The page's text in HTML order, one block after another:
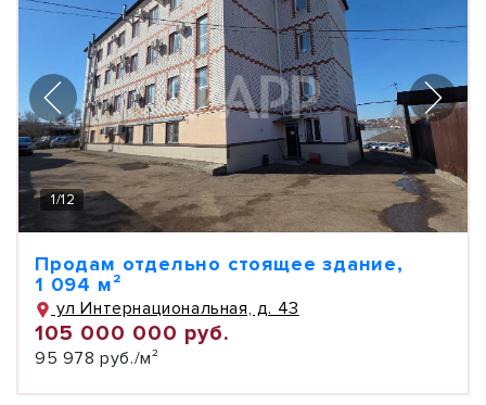
1/12
Продам отдельно стоящее здание,
1 094 м²
ул Интернациональная, д. 43
105 000 000 руб.
95 978 руб./м²